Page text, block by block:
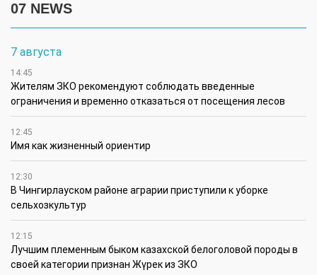
07 NEWS
7 августа
14:45
Жителям ЗКО рекомендуют соблюдать введенные
ограничения и временно отказаться от посещения лесов
12:45
Имя как жизненный ориентир
12:30
В Чингирлауском районе аграрии приступили к уборке
сельхозкультур
12:15
Лучшим племенным быком казахской белоголовой породы в
своей категории признан Жүрек из ЗКО